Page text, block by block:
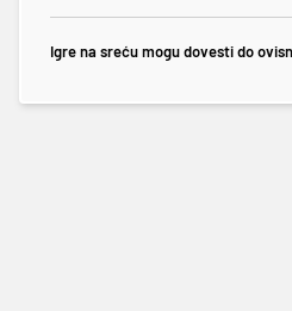
Igre na sreću mogu dovesti do